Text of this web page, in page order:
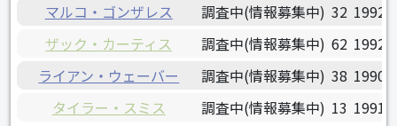
マルコ・ゴンザレス
調査中(情報募集中) 32 1992/
ザック・カーティス
調査中(情報募集中) 62 1992/
ライアン・ウェーバー
調査中(情報募集中) 38 1990/
タイラー・スミス
調査中(情報募集中) 13 1991/